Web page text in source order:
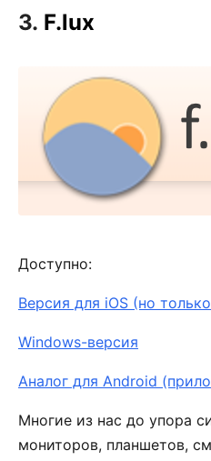
3. F.lux
Доступно:
Версия для iOS (но
Windows-версия
Аналог для Android
Многие из нас до упора
мониторов, планшетов,